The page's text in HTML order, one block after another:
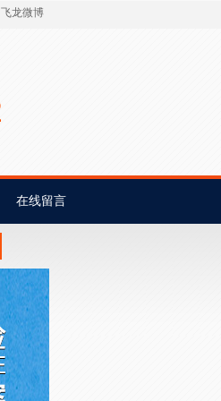
飞龙微博
在线留言